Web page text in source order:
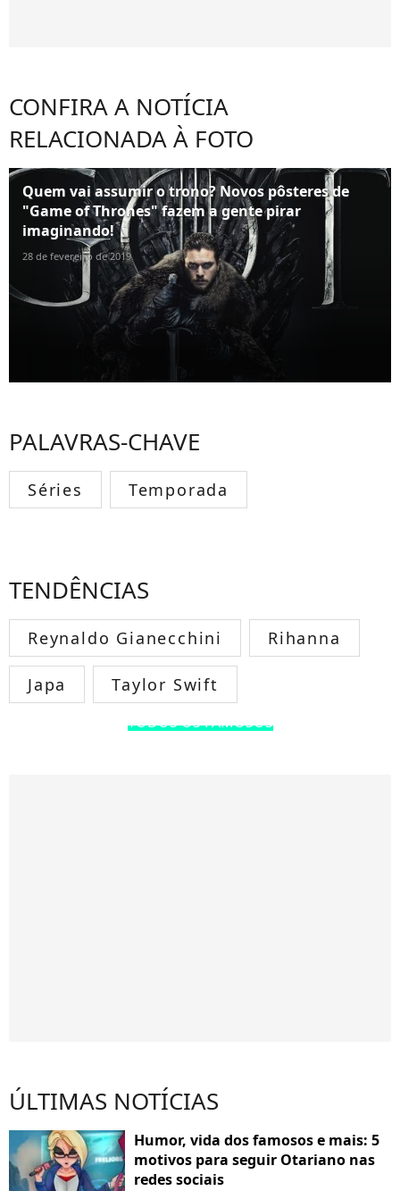
CONFIRA A NOTÍCIA
RELACIONADA À FOTO
Quem vai assumir o trono? Novos pôsteres de
"Game of Thrones" fazem a gente pirar
imaginando!
28 de fevereiro de 2019
PALAVRAS-CHAVE
Séries Temporada
TENDÊNCIAS
Reynaldo Gianecchini Rihanna
Japa Taylor Swift
TODOS OS FAMOSOS
ÚLTIMAS NOTÍCIAS
Humor, vida dos famosos e mais: 5
motivos para seguir Otariano nas
redes sociais